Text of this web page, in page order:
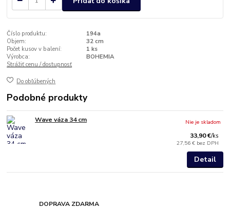
Číslo produktu:
194a
Objem:
32 cm
Počet kusov v balení:
1 ks
Výrobca:
BOHEMIA
Strážiť cenu / dostupnosť
Do obľúbených
Podobné produkty
Wave váza 34 cm
33,90 €/ks
27,56 € bez DPH
Nie je skladom
Detail
DOPRAVA ZDARMA